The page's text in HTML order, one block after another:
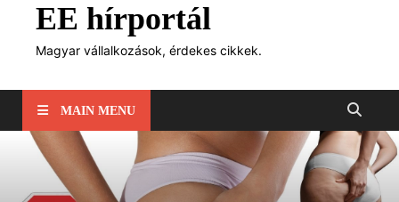
EE hírportál
Magyar vállalkozások, érdekes cikkek.
MAIN MENU